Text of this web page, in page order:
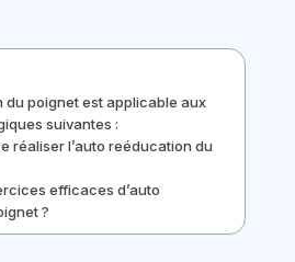
du poignet est applicable aux
suivantes :
réaliser l’auto reéducation du
efficaces d’auto
?